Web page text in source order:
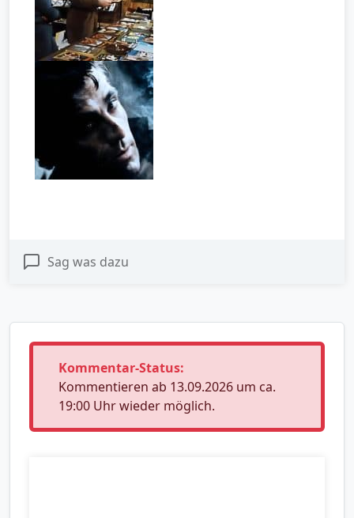
Sag was dazu
Kommentar-Status:
Kommentieren ab 13.09.2026 um ca.
19:00 Uhr wieder möglich.